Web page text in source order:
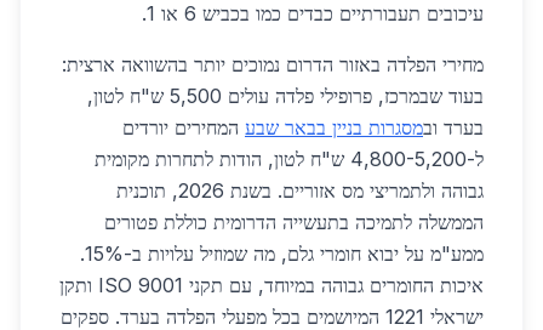
עיכובים תעבורתיים כבדים כמו בכביש 6 או 1.
מחירי הפלדה באזור הדרום נמוכים יותר בהשוואה ארצית:
בעוד שבמרכז, פרופילי פלדה עולים 5,500 ש"ח לטון,
בערד ובמסגרות בניין בבאר שבע המחירים יורדים
ל-4,800-5,200 ש"ח לטון, הודות לתחרות מקומית
גבוהה ולתמריצי מס אזוריים. בשנת 2026, תוכנית
הממשלה לתמיכה בתעשייה הדרומית כוללת פטורים
ממע"מ על יבוא חומרי גלם, מה שמוזיל עלויות ב-15%.
איכות החומרים גבוהה במיוחד, עם תקני ISO 9001 ותקן
ישראלי 1221 המיושמים בכל מפעלי הפלדה בערד. ספקים